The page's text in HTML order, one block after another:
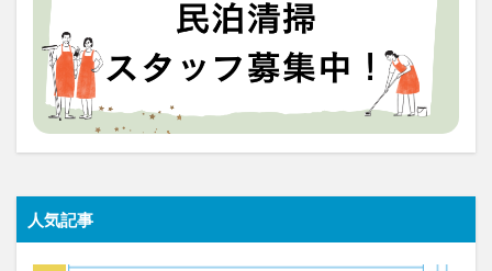
人気記事